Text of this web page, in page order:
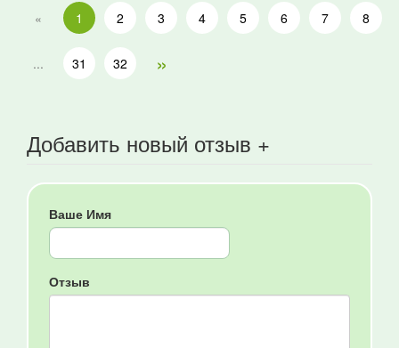
« 1 2 3 4 5 6 7 8
... 31 32 »
Добавить новый отзыв +
Ваше Имя
Отзыв